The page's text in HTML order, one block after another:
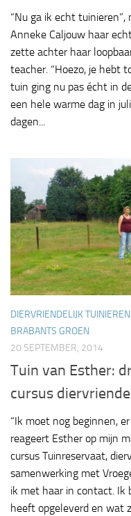
“Nu ga ik echt
Anneke Caljouw haar
zette achter haar
teacher. “Hoezo, je hebt
tuin ging nu pas écht in
een hele warme dag in
dagen...
DIERVRIENDELIJK TUINIEREN
BRABANTS GROEN
20 SEPTEMBER, 2014
Tuin van Esther:
cursus
“Ik moet nog beginnen,
reageert Esther op mijn
cursus Tuinreservaat,
samenwerking met
ik met haar in contact. Ik
heeft opgeleverd en wat